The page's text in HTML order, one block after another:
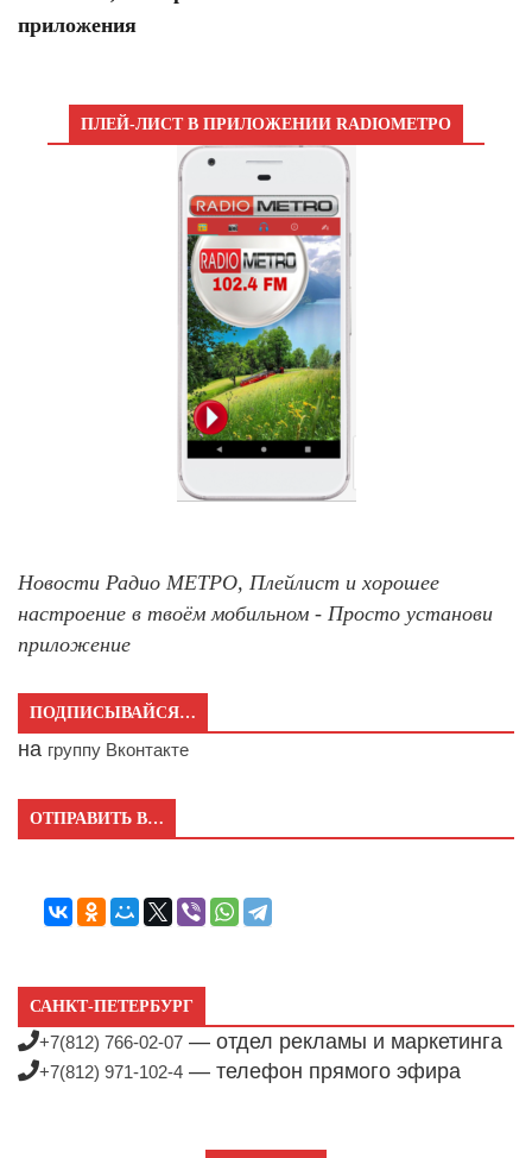
приложения
ПЛЕЙ-ЛИСТ В ПРИЛОЖЕНИИ RADIOМЕТРО
Новости Радио МЕТРО, Плейлист и хорошее
настроение в твоём мобильном - Просто установи
приложение
ПОДПИСЫВАЙСЯ…
на группу Вконтакте
ОТПРАВИТЬ В…
САНКТ-ПЕТЕРБУРГ
+7(812) 766-02-07 — отдел рекламы и маркетинга
+7(812) 971-102-4 — телефон прямого эфира